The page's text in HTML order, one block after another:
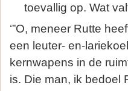
toevallig op. Wat
‘”O, meneer Rutte
een leuter- en-
kernwapens in de
is. Die man, ik bedoel